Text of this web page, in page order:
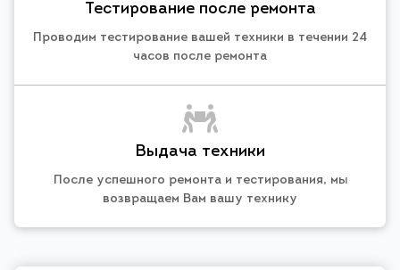
Тестирование после ремонта
Проводим тестирование вашей техники в течении 24
часов после ремонта
Выдача техники
После успешного ремонта и тестирования, мы
возвращаем Вам вашу технику